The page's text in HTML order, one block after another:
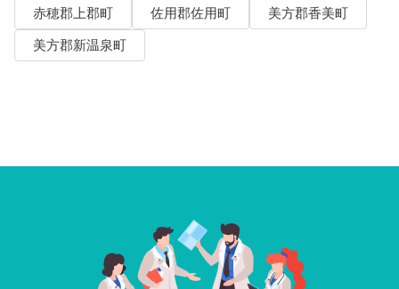
赤穂郡上郡町
佐用郡佐用町
美方郡香美町
美方郡新温泉町